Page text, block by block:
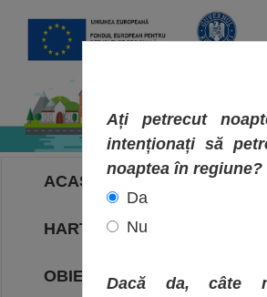
ACASA
HARTA OBIECTIVELOR
OBIECTIVE
Ați petrecut
intenționați să
noaptea în regiune?
Da
Nu
Dacă da, câte